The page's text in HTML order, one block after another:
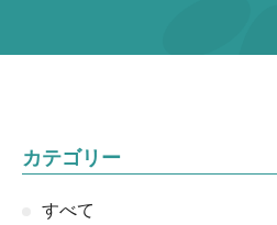
カテゴリー
すべて